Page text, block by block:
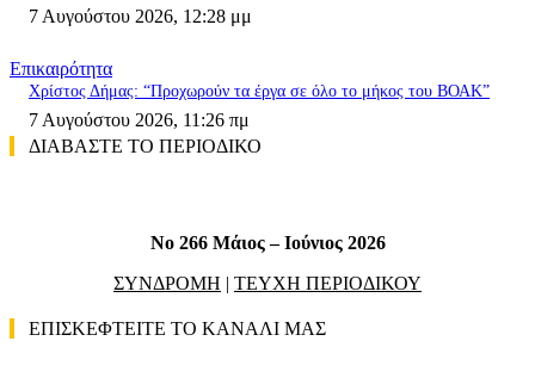
7 Αυγούστου 2026, 12:28 μμ
Επικαιρότητα
Χρίστος Δήμας: “Προχωρούν τα έργα σε όλο το μήκος του ΒΟΑΚ”
7 Αυγούστου 2026, 11:26 πμ
ΔΙΑΒΑΣΤΕ ΤΟ ΠΕΡΙΟΔΙΚΟ
No 266 Μάιος – Ιούνιος 2026
ΣΥΝΔΡΟΜΗ | ΤΕΥΧΗ ΠΕΡΙΟΔΙΚΟΥ
ΕΠΙΣΚΕΦΤΕΙΤΕ ΤΟ ΚΑΝΑΛΙ ΜΑΣ